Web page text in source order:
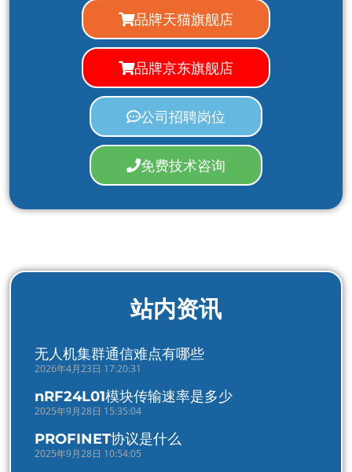
品牌天猫旗舰店
品牌京东旗舰店
公司招聘岗位
免费技术咨询
站内资讯
无人机集群通信难点有哪些
2026年4月23日 17:20:31
nRF24L01模块传输速率是多少
2025年9月28日 15:35:04
PROFINET协议是什么
2025年9月28日 10:54:05